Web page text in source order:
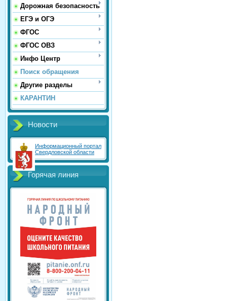
Дорожная безопасность
ЕГЭ и ОГЭ
ФГОС
ФГОС ОВЗ
Инфо Центр
Поиск обращения
Другие разделы
КАРАНТИН
Новости
Информационный портал
Свердловской области
Горячая линия